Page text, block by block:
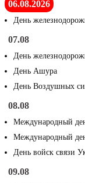
06.08.2026
День
07.08
День
День Ашура
День Воздушных
08.08
Международный
Международный
День войск связи
09.08